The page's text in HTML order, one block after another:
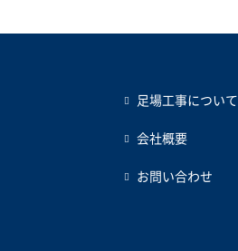
足場工事について
会社概要
お問い合わせ